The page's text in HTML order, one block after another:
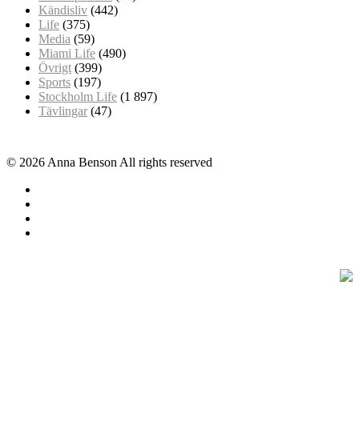
Kändisliv (442)
Life (375)
Media (59)
Miami Life (490)
Övrigt (399)
Sports (197)
Stockholm Life (1 897)
Tävlingar (47)
© 2026 Anna Benson All rights reserved